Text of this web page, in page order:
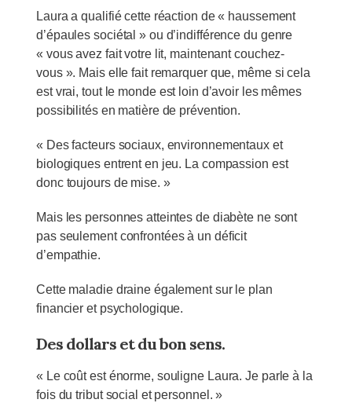
Laura a qualifié cette réaction de « haussement
d’épaules sociétal » ou d’indifférence du genre
« vous avez fait votre lit, maintenant couchez-
vous ». Mais elle fait remarquer que, même si cela
est vrai, tout le monde est loin d’avoir les mêmes
possibilités en matière de prévention.
« Des facteurs sociaux, environnementaux et
biologiques entrent en jeu. La compassion est
donc toujours de mise. »
Mais les personnes atteintes de diabète ne sont
pas seulement confrontées à un déficit
d’empathie.
Cette maladie draine également sur le plan
financier et psychologique.
Des dollars et du bon sens.
« Le coût est énorme, souligne Laura. Je parle à la
fois du tribut social et personnel. »